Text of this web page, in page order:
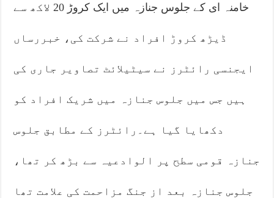
خامنہ ای کے جلوس جنازہ میں ایک کروڑ 20 لاکھ سے
ڈیڑھ کروڑ افراد نے شرکت کی، خبررساں
ایجنسی رائٹرز نے سیٹیلائٹ تصاویر جاری کی
ہیں جس میں جلوس جنازہ میں شریک افراد کو
دکھایا گیا ہے۔رائٹرز کے مطابق جلوس
جنازہ قومی سطح پر الوادعیہ سے بڑھ کر تھا،
جلوس جنازہ بعد از جنگ مزاحمت کی علامت تھا